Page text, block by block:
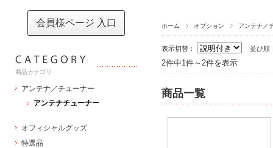
ホーム オプション アンテナ／
表示切替： 並び順
2件中1件～2件を表示
商品一覧
会員様ページ 入口
商品カテゴリ
アンテナ／チューナー
アンテナチューナー
オフィシャルグッズ
特選品